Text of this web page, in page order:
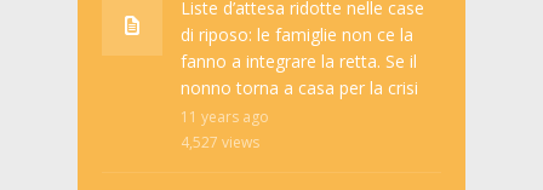
Liste d’attesa ridotte nelle case
di riposo: le famiglie non ce la
fanno a integrare la retta. Se il
nonno torna a casa per la crisi
11 years ago
4,527 views